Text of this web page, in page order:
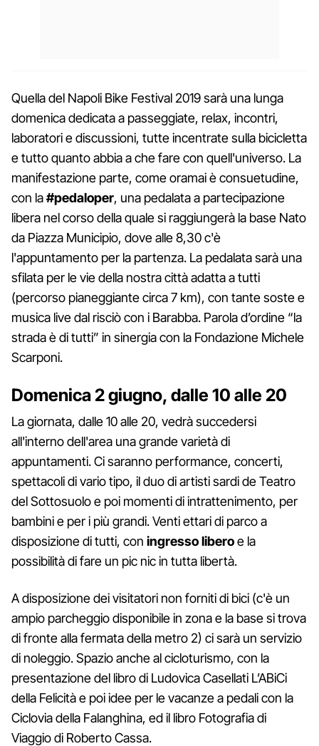
Quella del Napoli Bike Festival 2019 sarà una lunga
domenica dedicata a passeggiate, relax, incontri,
laboratori e discussioni, tutte incentrate sulla bicicletta
e tutto quanto abbia a che fare con quell'universo. La
manifestazione parte, come oramai è consuetudine,
con la#pedaloper, una pedalata a partecipazione
libera nel corso della quale si raggiungerà la base Nato
da Piazza Municipio, dove alle 8,30 c'è
l'appuntamento per la partenza. La pedalata sarà una
sfilata per le vie della nostra città adatta a tutti
(percorso pianeggiante circa 7 km), con tante soste e
musica live dal risciò con i Barabba. Parola d’ordine “la
strada è di tutti” in sinergia con la Fondazione Michele
Scarponi.
Domenica 2 giugno, dalle 10 alle 20
La giornata, dalle 10 alle 20, vedrà succedersi
all'interno dell'area una grande varietà di
appuntamenti. Ci saranno performance, concerti,
spettacoli di vario tipo, il duo di artisti sardi de Teatro
del Sottosuolo e poi momenti di intrattenimento, per
bambini e per i più grandi. Venti ettari di parco a
disposizione di tutti, con ingresso liberoe la
possibilità di fare un pic nic in tutta libertà.
A disposizione dei visitatori non forniti di bici (c'è un
ampio parcheggio disponibile in zona e la base si trova
di fronte alla fermata della metro 2) ci sarà un servizio
di noleggio. Spazio anche al cicloturismo, con la
presentazione del libro di Ludovica Casellati L’ABiCi
della Felicità e poi idee per le vacanze a pedali con la
Ciclovia della Falanghina, ed il libro Fotografia di
Viaggio di Roberto Cassa.